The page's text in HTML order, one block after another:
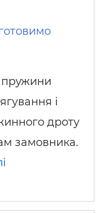
і
дроту
замовника.